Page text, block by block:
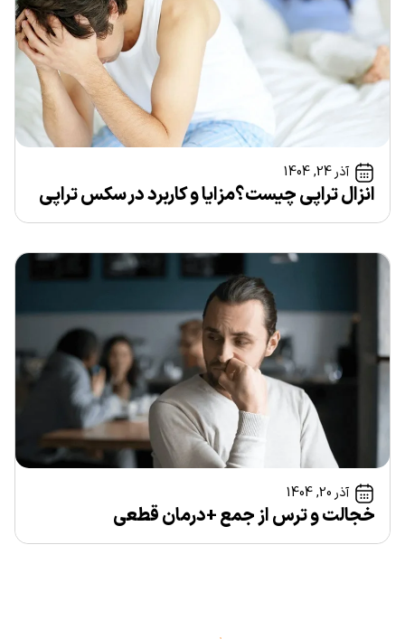
آذر 24, 1404
انزال‌ تراپی چیست؟مزایا و کاربرد در سکس‌ تراپی
آذر 20, 1404
خجالت و ترس از جمع +درمان قطعی